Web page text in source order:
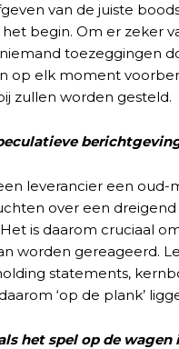
van de juiste
begin. Om er zeker
toezeggingen
op elk moment
zullen worden gesteld.
leverancier een oud-
over een
is daarom cruciaal
worden gereageerd.
statements,
‘op de plank’
het spel op de wagen